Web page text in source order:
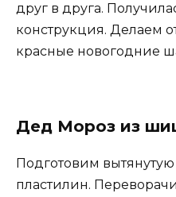
друг в друга.
конструкция. Делаем
красные новогодние
Дед Мороз из
Подготовим
пластилин.